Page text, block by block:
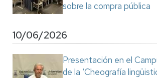
sobre la compra pública
10/06/2026
Presentación en el
de la ‘Cheografía